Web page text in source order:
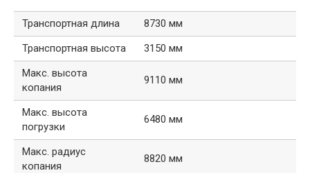
Транспортная длина
8730 мм
Транспортная высота
3150 мм
Макс. высота
копания
9110 мм
Макс. высота
погрузки
6480 мм
Макс. радиус
копания
8820 мм